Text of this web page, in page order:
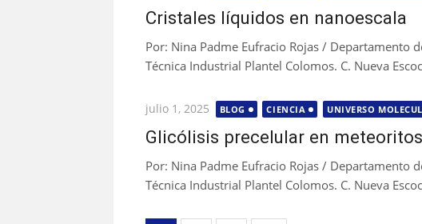
Cristales líquidos en nanoescala
Por: Nina Padme Eufracio Rojas / Departamento
Técnica Industrial Plantel Colomos. C. Nueva
Publicada
julio 1, 2025 BLOG CIENCIA UNIVERSO
Glicólisis precelular en
Por: Nina Padme Eufracio Rojas / Departamento
Técnica Industrial Plantel Colomos. C. Nueva